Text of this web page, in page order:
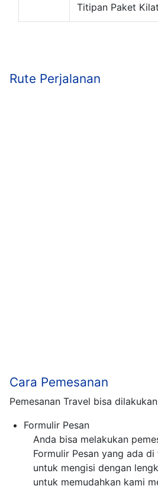
Titipan Paket Kilat
Rute Perjalanan
Cara Pemesanan
Pemesanan Travel bisa
Formulir Pesan
Anda bisa melakukan
Formulir Pesan yang ada
untuk mengisi dengan
untuk memudahkan kami